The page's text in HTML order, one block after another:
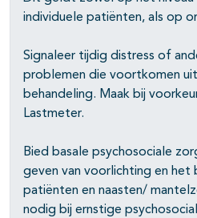
individuele patiënten, als op
Signaleer tijdig distress of
problemen die voortkomen
behandeling. Maak bij
Lastmeter.
Bied basale psychosociale
geven van voorlichting en het
patiënten en naasten/
nodig bij ernstige